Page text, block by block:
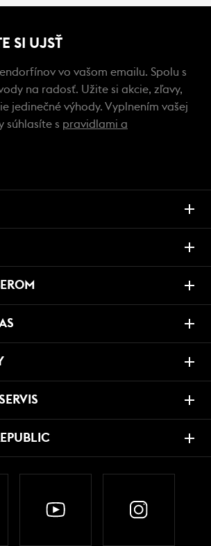
SI UJSŤ
vo vašom emailu. Spolu s
na radosť. Užite si akcie, zľavy,
jedinečné výhody. Vyplnením vašej
súhlasíte s pravidlami a